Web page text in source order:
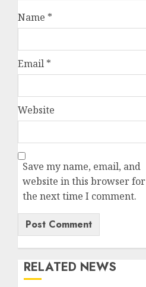
Name *
Email *
Website
Save my name, email, and
website in this browser for
the next time I comment.
RELATED NEWS